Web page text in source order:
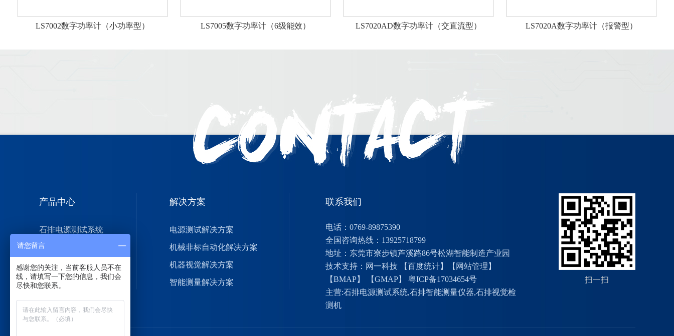
LS7002数字功率计（小功率型） LS7005数字功率计（6级能效） LS7020AD数字功率计（交直流型） LS7020A数字功率计（报警型）
产品中心
石排电源测试系统
机械非标自动化系统
石排视觉检测机
石排智能测量仪器
解决方案
电源测试解决方案
机械非标自动化解决方案
机器视觉解决方案
智能测量解决方案
联系我们
电话：0769-89875390
全国咨询热线：13925718799
地址：东莞市寮步镇芦溪路86号松湖智能制造产业园
技术支持：网一科技
【百度统计】
【网站管理】
【BMAP】
【GMAP】
粤ICP备17034654号
主营:石排电源测试系统,石排智能测量仪器,石排视觉检
测机
扫一扫
请您留言
感谢您的关注，当前客服人员不在
线，请填写一下您的信息，我们会
尽快和您联系。